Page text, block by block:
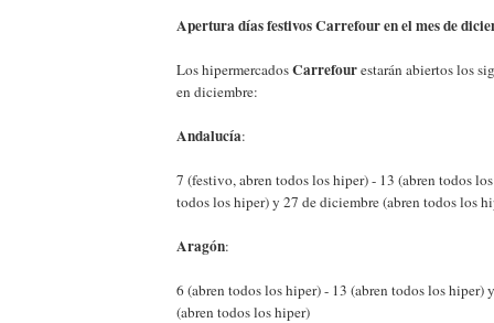
Apertura días festivos Carrefour en el mes de
Los hipermercadosCarrefourestarán abiertos los
en diciembre:
Andalucía:
7 (festivo, abren todos los hiper) - 13 (abren todos
todos los hiper) y 27 de diciembre (abren todos los
Aragón:
6 (abren todos los hiper) - 13 (abren todos los hiper)
(abren todos los hiper)